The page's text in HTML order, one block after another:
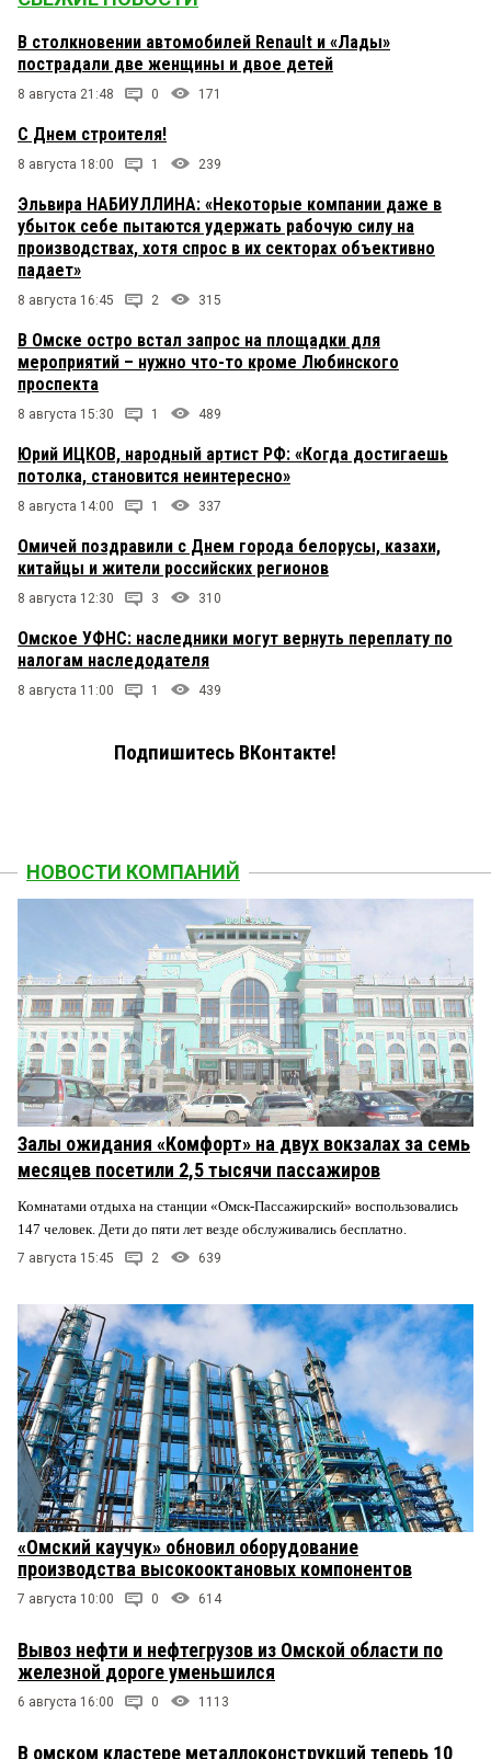
В столкновении автомобилей Renault и «Лады»
пострадали две женщины и двое детей
8 августа 21:48 0 171
С Днем строителя!
8 августа 18:00 1 239
Эльвира НАБИУЛЛИНА: «Некоторые компании даже в
убыток себе пытаются удержать рабочую силу на
производствах, хотя спрос в их секторах объективно
падает»
8 августа 16:45 2 315
В Омске остро встал запрос на площадки для
мероприятий – нужно что-то кроме Любинского
проспекта
8 августа 15:30 1 489
Юрий ИЦКОВ, народный артист РФ: «Когда достигаешь
потолка, становится неинтересно»
8 августа 14:00 1 337
Омичей поздравили с Днем города белорусы, казахи,
китайцы и жители российских регионов
8 августа 12:30 3 310
Омское УФНС: наследники могут вернуть переплату по
налогам наследодателя
8 августа 11:00 1 439
Подпишитесь ВКонтакте!
НОВОСТИ КОМПАНИЙ
Залы ожидания «Комфорт» на двух вокзалах за семь
месяцев посетили 2,5 тысячи пассажиров
Комнатами отдыха на станции «Омск-Пассажирский» воспользовались
147 человек. Дети до пяти лет везде обслуживались бесплатно.
7 августа 15:45 2 639
«Омский каучук» обновил оборудование
производства высокооктановых компонентов
7 августа 10:00 0 614
Вывоз нефти и нефтегрузов из Омской области по
железной дороге уменьшился
6 августа 16:00 0 1113
В омском кластере металлоконструкций теперь 10